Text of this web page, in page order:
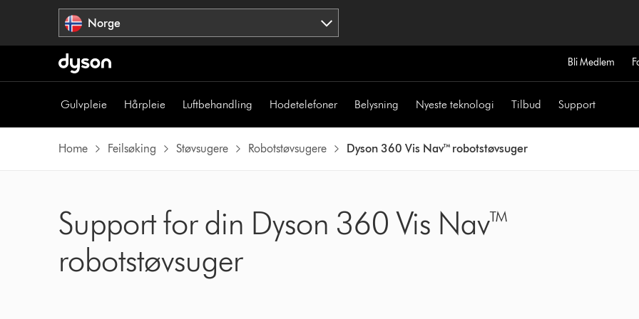
Norge
Bli Medlem
Gulvpleie Hårpleie Luftbehandling Hodetelefoner Belysning Nyeste teknologi Tilbud Support
Home Feilsøking Støvsugere Robotstøvsugere Dyson 360 Vis Nav™ robotstøvsuger
Support for din Dyson 360 Vis Nav™
robotstøvsuger